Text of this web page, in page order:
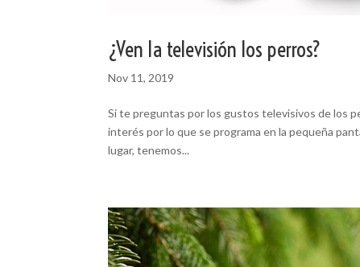
¿Ven la televisión los perros?
Nov 11, 2019
Si te preguntas por los gustos televisivos de los
interés por lo que se programa en la pequeña
lugar, tenemos...